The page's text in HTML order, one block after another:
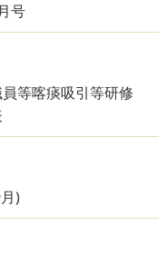
号
等喀痰吸引等研修
)